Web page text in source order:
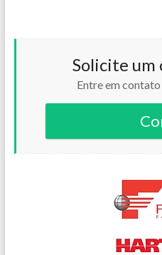
Solicite um
Entre em